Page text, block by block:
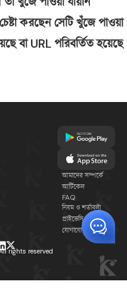
করছেন সেটি খুঁজে পাওয়া
বা URL পরিবর্তিত হয়েছে
আমাদের সম্পর্কে
আর্টিকেল
FAQ
নিয়ম ও শর্তাবলী
প্রাইভেসি পলিসি
যোগাযোগ
rights reserved